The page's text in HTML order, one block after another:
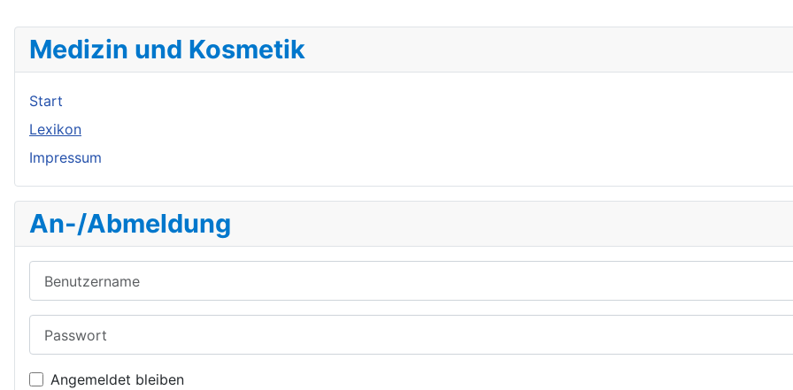
Medizin und Kosmetik
Start
Lexikon
Impressum
An-/Abmeldung
Angemeldet bleiben